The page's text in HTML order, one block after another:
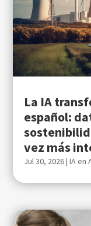
La IA
español:
vez más
Jul 30, 2026|IA en